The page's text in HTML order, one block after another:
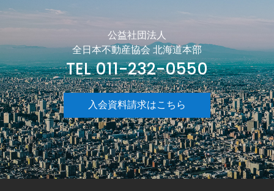
公益社団法人
全日本不動産協会 北海道本部
TEL 011-232-0550
入会資料請求はこちら